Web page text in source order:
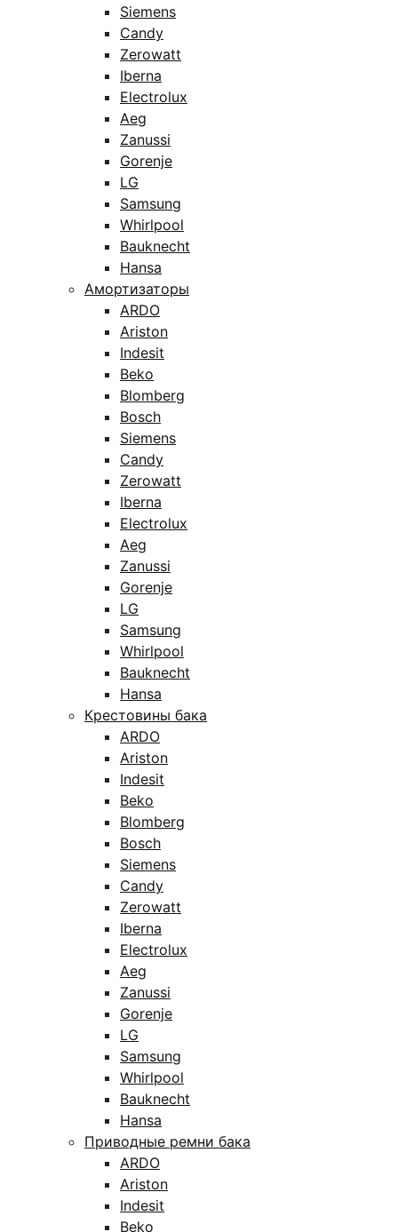
Siemens
Candy
Zerowatt
Iberna
Electrolux
Aeg
Zanussi
Gorenje
LG
Samsung
Whirlpool
Bauknecht
Hansa
Амортизаторы
ARDO
Ariston
Indesit
Beko
Blomberg
Bosch
Siemens
Candy
Zerowatt
Iberna
Electrolux
Aeg
Zanussi
Gorenje
LG
Samsung
Whirlpool
Bauknecht
Hansa
Крестовины бака
ARDO
Ariston
Indesit
Beko
Blomberg
Bosch
Siemens
Candy
Zerowatt
Iberna
Electrolux
Aeg
Zanussi
Gorenje
LG
Samsung
Whirlpool
Bauknecht
Hansa
Приводные ремни бака
ARDO
Ariston
Indesit
Beko